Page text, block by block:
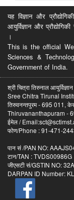
यह विज्ञान और
आयुर्विज्ञान और
।
This is the official
Sciences &
Government of India.
श्री चित्रा तिरुनाल
Sree Chitra Tirunal
तिरुवनन्तपुरम - 695 011,
Thiruvananthapuram -
ईमेल /
फोण/Phone : 91-471-
पान सं /PAN NO:
टान/TAN : TVDS00986G
जीएसटी सं/GSTIN NO:
DARPAN ID Number: